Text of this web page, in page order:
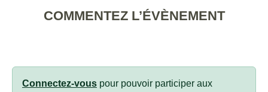
COMMENTEZ L’ÉVÈNEMENT
Connectez-vous pour pouvoir participer aux